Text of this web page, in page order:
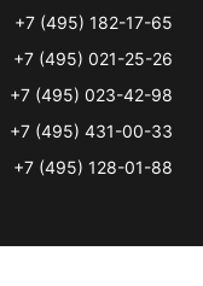
+7 (495) 182-17-65
+7 (495) 021-25-26
+7 (495) 023-42-98
+7 (495) 431-00-33
+7 (495) 128-01-88